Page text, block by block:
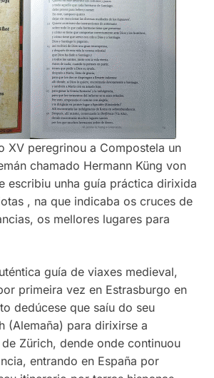
XV peregrinou a Compostela un
chamado Hermann Küng von
escribiu unha guía práctica dirixida
, na que indicaba os cruces de
os mellores lugares para
guía de viaxes medieval,
primeira vez en Estrasburgo en
dedúcese que saíu do seu
(Alemaña) para dirixirse a
Zürich, dende onde continuou
entrando en España por